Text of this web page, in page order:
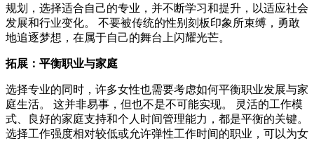
规划，选择适合自己的专业，并不断学习和提升，以适应社会
发展和行业变化。 不要被传统的性别刻板印象所束缚，勇敢
地追逐梦想，在属于自己的舞台上闪耀光芒。
拓展：平衡职业与家庭
选择专业的同时，许多女性也需要考虑如何平衡职业发展与家
庭生活。 这并非易事，但也不是不可能实现。 灵活的工作模
式、良好的家庭支持和个人时间管理能力，都是平衡的关键。
选择工作强度相对较低或允许弹性工作时间的职业，可以为女